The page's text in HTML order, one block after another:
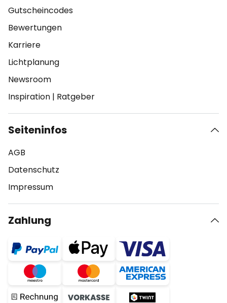
Gutscheincodes
Bewertungen
Karriere
Lichtplanung
Newsroom
Inspiration | Ratgeber
Seiteninfos
AGB
Datenschutz
Impressum
Zahlung